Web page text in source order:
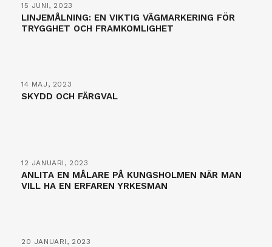
15 JUNI, 2023
LINJEMÅLNING: EN VIKTIG VÄGMARKERING FÖR
TRYGGHET OCH FRAMKOMLIGHET
14 MAJ, 2023
SKYDD OCH FÄRGVAL
12 JANUARI, 2023
ANLITA EN MÅLARE PÅ KUNGSHOLMEN NÄR MAN
VILL HA EN ERFAREN YRKESMAN
20 JANUARI, 2023